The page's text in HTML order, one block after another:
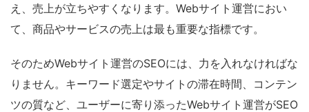
え、売上が立ちやすくなります。Webサイト運営におい
て、商品やサービスの売上は最も重要な指標です。
そのためWebサイト運営のSEOには、力を入れなければな
りません。キーワード選定やサイトの滞在時間、コンテン
ツの質など、ユーザーに寄り添ったWebサイト運営がSEO